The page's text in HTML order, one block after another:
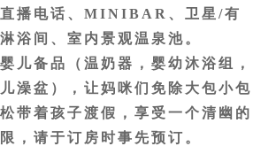
播电话、MINIBAR、卫星/有
浴间、室内景观温泉池。
儿备品（温奶器，婴幼沐浴组，
澡盆），让妈咪们免除大包小包
带着孩子渡假，享受一个清幽的
，请于订房时事先预订。